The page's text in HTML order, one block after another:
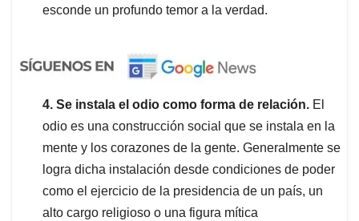
esconde un profundo temor a la verdad.
4. Se instala el odio como forma de relación. El
odio es una construcción social que se instala en la
mente y los corazones de la gente. Generalmente se
logra dicha instalación desde condiciones de poder
como el ejercicio de la presidencia de un país, un
alto cargo religioso o una figura mítica